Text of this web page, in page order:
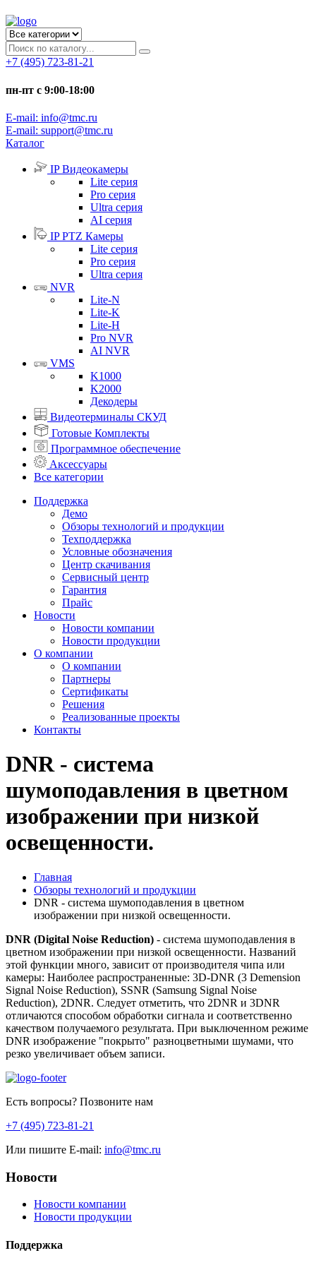
+7 (495) 723-81-21
пн-пт с 9:00-18:00
E-mail: info@tmc.ru
E-mail: support@tmc.ru
Каталог
IP Видеокамеры
Lite серия
Pro серия
Ultra серия
AI серия
IP PTZ Камеры
Lite серия
Pro серия
Ultra серия
NVR
Lite-N
Lite-K
Lite-H
Pro NVR
AI NVR
VMS
K1000
K2000
Декодеры
Видеотерминалы СКУД
Готовые Комплекты
Программное обеспечение
Аксессуары
Все категории
Поддержка
Демо
Обзоры технологий и продукции
Техподдержка
Условные обозначения
Центр скачивания
Сервисный центр
Гарантия
Прайс
Новости
Новости компании
Новости продукции
О компании
О компании
Партнеры
Сертификаты
Решения
Реализованные проекты
Контакты
DNR - система
шумоподавления в цветном
изображении при низкой
освещенности.
Главная
Обзоры технологий и продукции
DNR - система шумоподавления в цветном
изображении при низкой освещенности.
DNR (Digital Noise Reduction) - система шумоподавления в
цветном изображении при низкой освещенности. Названий
этой функции много, зависит от производителя чипа или
камеры: Наиболее распространенные: 3D-DNR (3 Demension
Signal Noise Reduction), SSNR (Samsung Signal Noise
Reduction), 2DNR. Следует отметить, что 2DNR и 3DNR
отличаются способом обработки сигнала и соответственно
качеством получаемого результата. При выключенном режиме
DNR изображение "покрыто" разноцветными шумами, что
резко увеличивает объем записи.
Есть вопросы? Позвоните нам
+7 (495) 723-81-21
Или пишите E-mail: info@tmc.ru
Новости
Новости компании
Новости продукции
Поддержка